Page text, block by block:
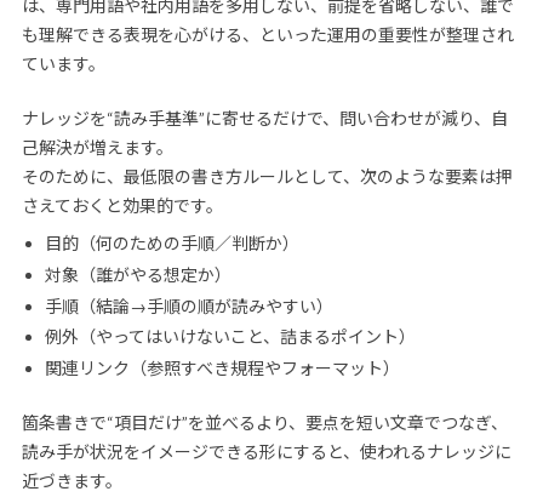
は、専門用語や社内用語を多用しない、前提を省略しない、誰で
も理解できる表現を心がける、といった運用の重要性が整理され
ています。
ナレッジを“読み手基準”に寄せるだけで、問い合わせが減り、自
己解決が増えます。
そのために、最低限の書き方ルールとして、次のような要素は押
さえておくと効果的です。
目的（何のための手順／判断か）
対象（誰がやる想定か）
手順（結論→手順の順が読みやすい）
例外（やってはいけないこと、詰まるポイント）
関連リンク（参照すべき規程やフォーマット）
箇条書きで“項目だけ”を並べるより、要点を短い文章でつなぎ、
読み手が状況をイメージできる形にすると、使われるナレッジに
近づきます。